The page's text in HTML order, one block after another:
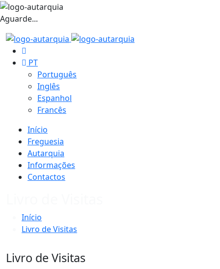
Aguarde...
PT
Português
Inglês
Espanhol
Francês
Início
Freguesia
Autarquia
Informações
Contactos
Início
Livro de Visitas
Livro de Visitas